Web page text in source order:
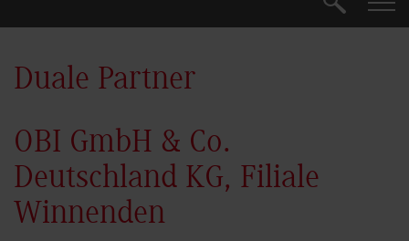
Suche
Duale Partner
OBI GmbH & Co.
Deutschland KG, Filiale
Winnenden